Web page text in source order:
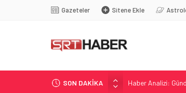
Gazeteler Sitene Ekle
SON DAKİKA
Haber Analizi: